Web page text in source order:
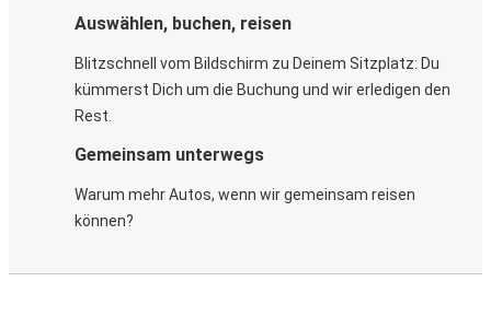
Auswählen, buchen, reisen
Blitzschnell vom Bildschirm zu Deinem Sitzplatz: Du
kümmerst Dich um die Buchung und wir erledigen den
Rest.
Gemeinsam unterwegs
Warum mehr Autos, wenn wir gemeinsam reisen
können?